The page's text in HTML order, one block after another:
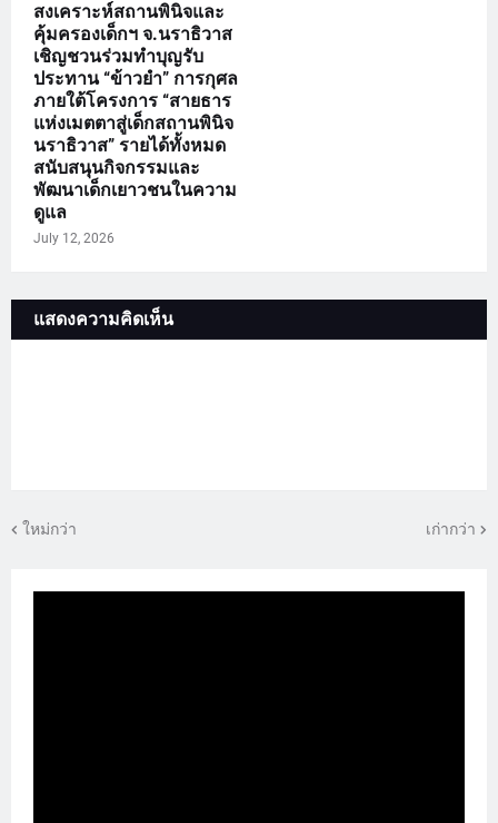
สงเคราะห์สถานพินิจและ
คุ้มครองเด็กฯ จ.นราธิวาส
เชิญชวนร่วมทำบุญรับ
ประทาน “ข้าวยำ” การกุศล
ภายใต้โครงการ “สายธาร
แห่งเมตตาสู่เด็กสถานพินิจ
นราธิวาส” รายได้ทั้งหมด
สนับสนุนกิจกรรมและ
พัฒนาเด็กเยาวชนในความ
ดูแล
July 12, 2026
แสดงความคิดเห็น
ใหม่กว่า เก่ากว่า